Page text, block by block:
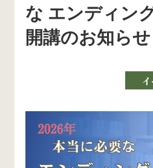
な エンディン
開講のお知らせ